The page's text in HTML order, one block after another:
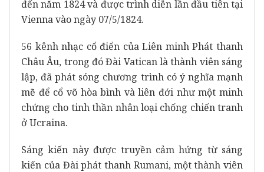
đến năm 1824 và được trình diễn lần đầu tiên tại
Vienna vào ngày 07/5/1824.
56 kênh nhạc cổ điển của Liên minh Phát thanh
Châu Âu, trong đó Đài Vatican là thành viên sáng
lập, đã phát sóng chương trình có ý nghĩa mạnh
mẽ để cổ võ hòa bình và liên đới như một minh
chứng cho tinh thần nhân loại chống chiến tranh
ở Ucraina.
Sáng kiến này được truyền cảm hứng từ sáng
kiến của Đài phát thanh Rumani, một thành viên